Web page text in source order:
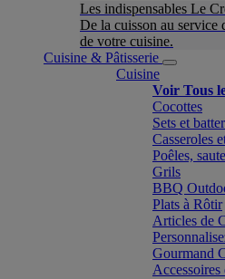
Les indispensables Le
De la cuisson au service
de votre cuisine.
Cuisine & Pâtisserie
Cuisine
Voir Tous
Cocottes
Sets et
Casseroles
Poêles,
Grils
BBQ
Plats à Rôtir
Articles de
Gourmand